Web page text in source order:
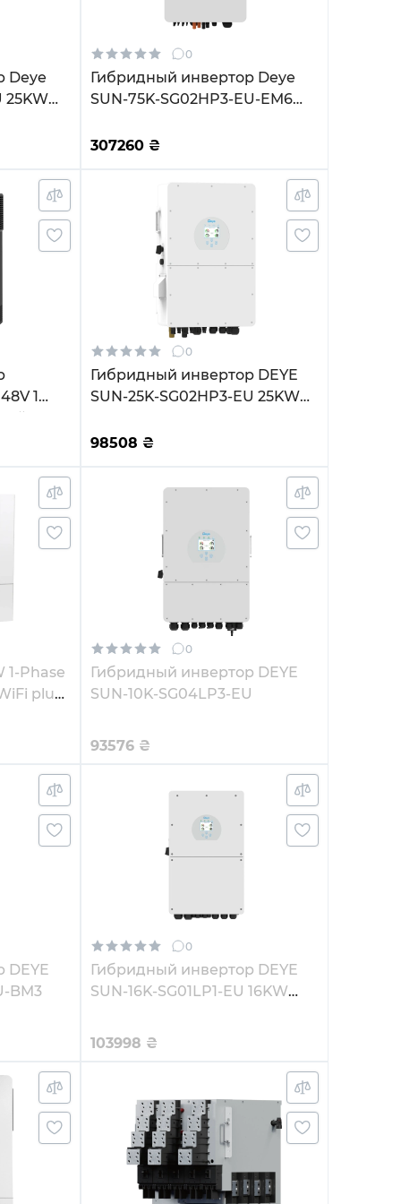
Deye
25KW
0
Гибридный инвертор Deye
SUN-75K-SG02HP3-EU-EM6
220/380V Трехфазный
307260₴
1
0
Гибридный инвертор DEYE
SUN-25K-SG02HP3-EU 25KW
220/380V Трехфазный
98508 ₴
1-Phase
plug
0
Гибридный инвертор DEYE
SUN-10K-SG04LP3-EU
93576 ₴
DEYE
BM3
0
Гибридный инвертор DEYE
SUN-16K-SG01LP1-EU 16KW
SG02LP1-EU/SUN-16K-SG01LP1-
103998 ₴